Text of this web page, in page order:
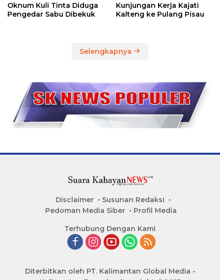
Oknum Kuli Tinta Diduga
Pengedar Sabu Dibekuk
Kunjungan Kerja Kajati
Kalteng ke Pulang Pisau
Selengkapnya
Disclaimer
Susunan Redaksi
Pedoman Media Siber
Profil Media
Terhubung Dengan Kami
Diterbitkan oleh PT. Kalimantan Global Media -